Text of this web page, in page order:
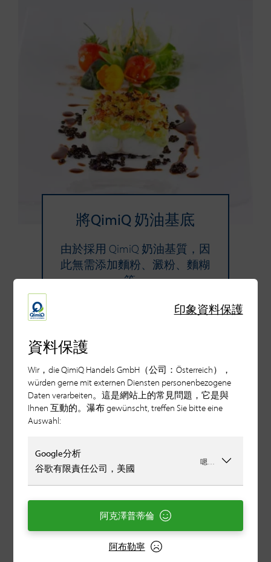
將QimiQ 奶油基底
由於採用 QimiQ 奶油基質，因
此無需添加麵粉、澱粉、麵糊
等。
印象資料保護
資料保護
Wir，die QimiQ Handels GmbH（公司：Österreich），
würden gerne mit externen Diensten personenbezogene
Daten verarbeiten。這是網站上的常見問題，它是與
Ihnen 互動的。瀑布 gewünscht, treffen Sie bitte eine
Auswahl:
Google分析
谷歌有限責任公司，美國
嗯…
阿布勒寧
阿克澤普蒂倫